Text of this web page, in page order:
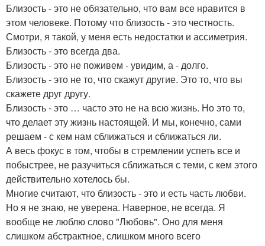
Близость - это не обязательно, что вам все нравится в
этом человеке. Потому что близость - это честность.
Смотри, я такой, у меня есть недостатки и ассиметрия.
Близость - это всегда два.
Близость - это не поживем - увидим, а - долго.
Близость - это не то, что скажут другие. Это то, что вы
скажете друг другу.
Близость - это … часто это не на всю жизнь. Но это то,
что делает эту жизнь настоящей. И мы, конечно, сами
решаем - с кем нам сближаться и сближаться ли.
А весь фокус в том, чтобы в стремлении успеть все и
побыстрее, не разучиться сближаться с теми, с кем этого
действительно хотелось бы.
Многие считают, что близость - это и есть часть любви.
Но я не знаю, не уверена. Наверное, не всегда. Я
вообще не люблю слово "Любовь". Оно для меня
слишком абстрактное, слишком много всего